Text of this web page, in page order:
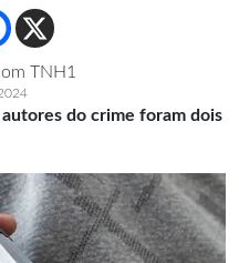
TNH1
do crime foram dois